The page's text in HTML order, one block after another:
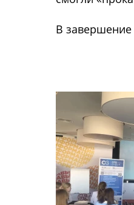
В